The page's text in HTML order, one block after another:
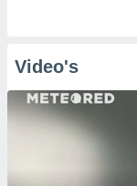
Video's